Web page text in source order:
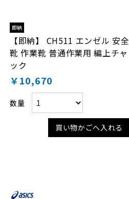
【即納】 CH511 エンゼル 安全
靴 作業靴 普通作業用 編上チャ
ック
￥10,670
数量
買い物かごへ入れる